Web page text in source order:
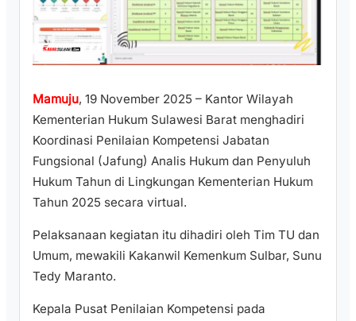
Mamuju, 19 November 2025 – Kantor Wilayah
Kementerian Hukum Sulawesi Barat menghadiri
Koordinasi Penilaian Kompetensi Jabatan
Fungsional (Jafung) Analis Hukum dan Penyuluh
Hukum Tahun di Lingkungan Kementerian Hukum
Tahun 2025 secara virtual.
Pelaksanaan kegiatan itu dihadiri oleh Tim TU dan
Umum, mewakili Kakanwil Kemenkum Sulbar, Sunu
Tedy Maranto.
Kepala Pusat Penilaian Kompetensi pada